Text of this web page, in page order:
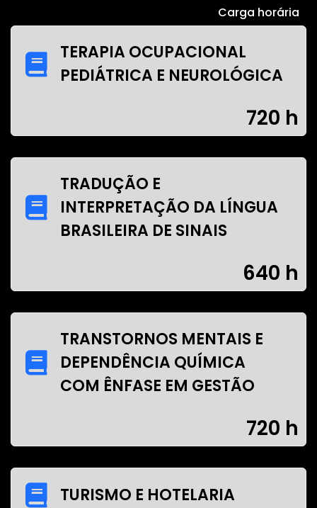
Carga horária
TERAPIA OCUPACIONAL
PEDIÁTRICA E NEUROLÓGICA
720 h
TRADUÇÃO E
INTERPRETAÇÃO DA LÍNGUA
BRASILEIRA DE SINAIS
640 h
TRANSTORNOS MENTAIS E
DEPENDÊNCIA QUÍMICA
COM ÊNFASE EM GESTÃO
720 h
TURISMO E HOTELARIA